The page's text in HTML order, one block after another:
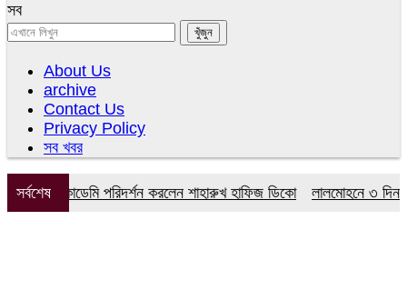
সব
About Us
archive
Contact Us
Privacy Policy
সব খবর
সর্বশেষ
একাডেমি পরিদর্শন করলেন শাহারুখ হাফিজ ডিকো লালমোহনে ৩ দিনব্যাপী